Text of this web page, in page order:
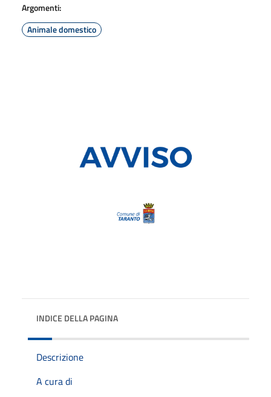
Argomenti:
Animale domestico
INDICE DELLA PAGINA
Descrizione
A cura di